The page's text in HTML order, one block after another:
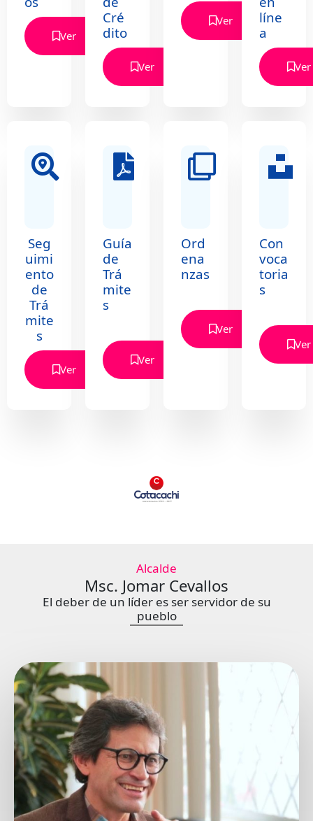
Lagun
Cuicoc
ha
Belleza Natural
Ver
Cré
dito
Ver
Ver
líne
a
Ver
Seg
uimi
ento
de
Trá
mite
s
Ver
Guía
de
Trá
mite
s
Ver
Ord
ena
nzas
Ver
Con
voca
toria
s
Ver
Alcalde
Msc. Jomar Cevallos
El deber de un líder es ser servidor de su
pueblo